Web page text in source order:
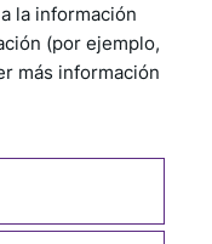
paso a
prácticos y
un proceso
la información
(por ejemplo,
más información